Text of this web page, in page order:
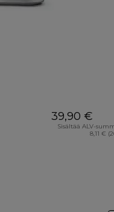
39,90 €
Sisältää ALV-
8,11 €